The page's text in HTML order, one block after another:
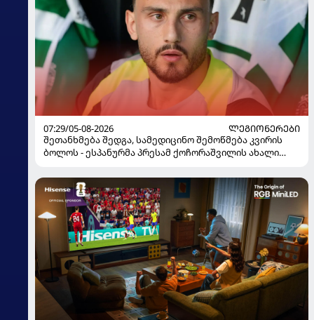
07:29/05-08-2026
ᲚᲔᲒᲘᲝᲜᲔᲠᲔᲑᲘ
შეთანხმება შედგა, სამედიცინო შემოწმება კვირის
ბოლოს - ესპანურმა პრესამ ქოჩორაშვილის ახალი